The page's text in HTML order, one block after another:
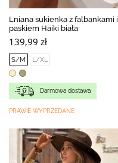
Lniana sukienka z falbankami i
paskiem Haiki biała
139,99 zł
S/M L/XL
Darmowa dostawa
PRAWIE WYPRZEDANE